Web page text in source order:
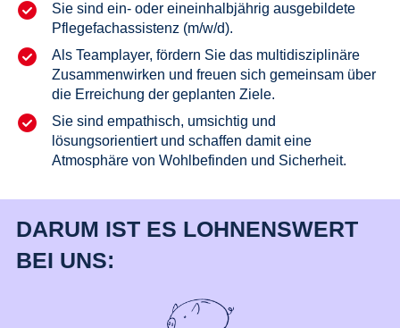
Sie sind ein- oder eineinhalbjährig ausgebildete
Pflegefachassistenz (m/w/d).
Als Teamplayer, fördern Sie das multidisziplinäre
Zusammenwirken und freuen sich gemeinsam über
die Erreichung der geplanten Ziele.
Sie sind empathisch, umsichtig und
lösungsorientiert und schaffen damit eine
Atmosphäre von Wohlbefinden und Sicherheit.
DARUM IST ES LOHNENSWERT
BEI UNS: